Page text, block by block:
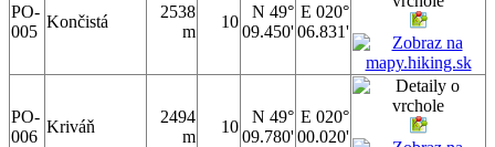
PO-
005
Končistá
2538
m
10
N 49°
09.450'
E 020°
06.831'
PO-
006
Kriváň
2494
m
10
N 49°
09.780'
E 020°
00.020'